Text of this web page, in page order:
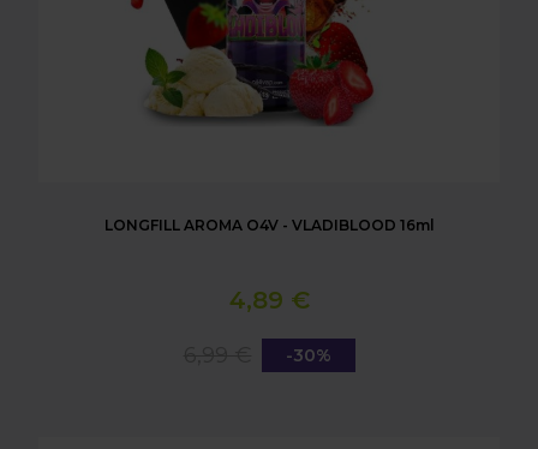
LONGFILL AROMA O4V - VLADIBLOOD 16ml
4,89 €
-30%